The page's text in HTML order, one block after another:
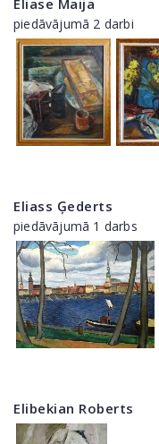
Eliase Maija
piedāvājumā 2 darbi
Eliass Ģederts
piedāvājumā 1 darbs
Elibekian Roberts